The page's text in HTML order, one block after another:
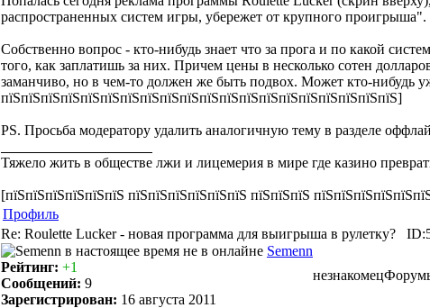
распространенных систем игры, убережет от крупного проигрыша".
Собственно вопрос - кто-нибудь знает что за прога и по какой
того, как заплатишь за них. Причем цены в несколько сотен
заманчиво, но в чем-то должен же быть подвох. Может кто-нибудь
пїЅпїЅпїЅпїЅпїЅпїЅпїЅпїЅпїЅпїЅпїЅпїЅпїЅпїЅпїЅпїЅпїЅпїЅпїЅпїЅ]
PS. Просьба модератору удалить аналогичную тему в разделе
Тяжело жить в обществе лжи и лицемерия в мире где казино
[пїЅпїЅпїЅпїЅпїЅпїЅ пїЅпїЅпїЅпїЅпїЅпїЅ пїЅпїЅпїЅ
Профиль
Re: Roulette Lucker - новая программа для выигрыша в рулетку?
Semenn
Рейтинг: +1
Сообщений: 9
Зарегистрирован: 16 августа 2011
незнакомец